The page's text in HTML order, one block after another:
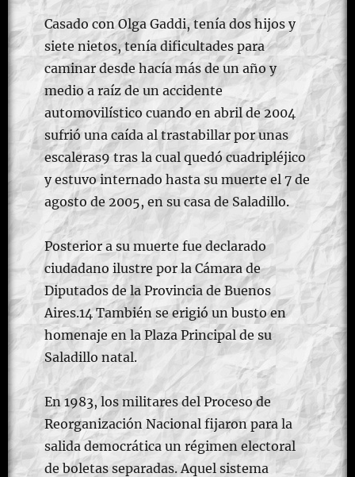
Casado con Olga Gaddi, tenía dos hijos y
siete nietos, tenía dificultades para
caminar desde hacía más de un año y
medio a raíz de un accidente
automovilístico cuando en abril de 2004
sufrió una caída al trastabillar por unas
escaleras9 tras la cual quedó cuadripléjico
y estuvo internado hasta su muerte el 7 de
agosto de 2005, en su casa de Saladillo.
Posterior a su muerte fue declarado
ciudadano ilustre por la Cámara de
Diputados de la Provincia de Buenos
Aires.14 También se erigió un busto en
homenaje en la Plaza Principal de su
Saladillo natal.
En 1983, los militares del Proceso de
Reorganización Nacional fijaron para la
salida democrática un régimen electoral
de boletas separadas. Aquel sistema